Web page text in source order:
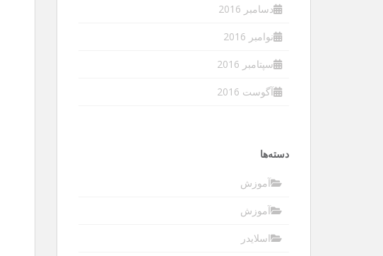
دسامبر 2016
نوامبر 2016
سپتامبر 2016
آگوست 2016
دسته‌ها
آموزش
آموزش
اسلایدر